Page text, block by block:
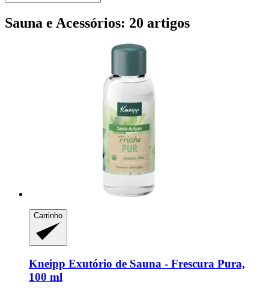
Sauna e Acessórios: 20 artigos
Carrinho
Kneipp Exutório de Sauna -​ Frescura Pura,
100 ml